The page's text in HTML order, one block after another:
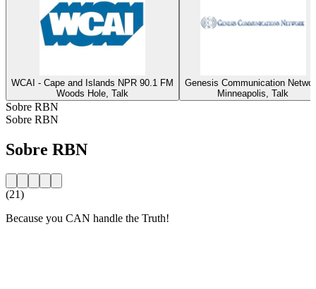
WCAI - Cape and Islands NPR 90.1 FM
Woods Hole, Talk
Genesis Communication
Minneapolis, Talk
Sobre RBN
Sobre RBN
Sobre RBN
(21)
Because you CAN handle the Truth!